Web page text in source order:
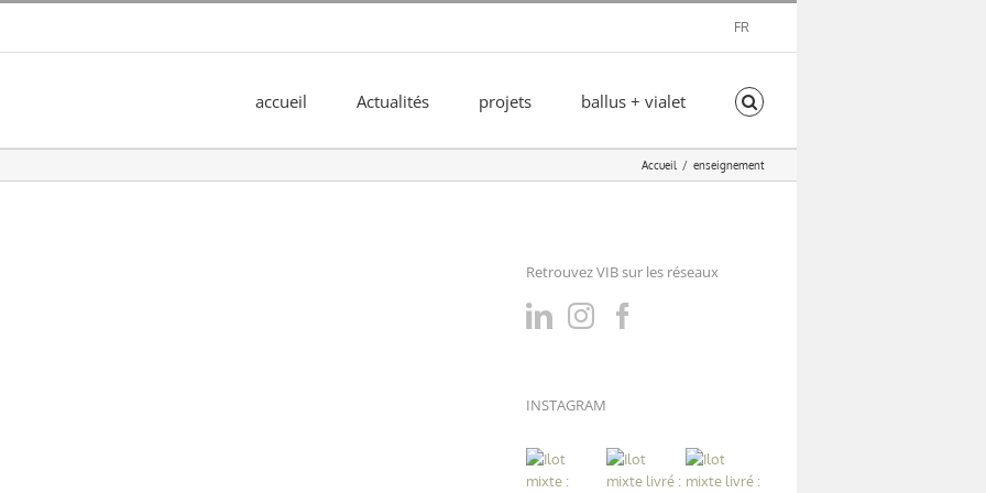
FR
accueil Actualités projets ballus + vialet
Accueil enseignement
Retrouvez VIB sur les réseaux
INSTAGRAM